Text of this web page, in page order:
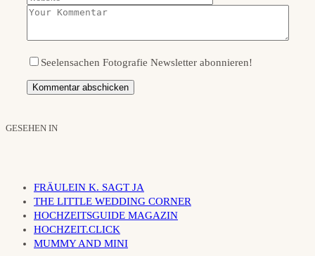
Seelensachen Fotografie Newsletter abonnieren!
GESEHEN IN
FRÄULEIN K. SAGT JA
THE LITTLE WEDDING CORNER
HOCHZEITSGUIDE MAGAZIN
HOCHZEIT.CLICK
MUMMY AND MINI